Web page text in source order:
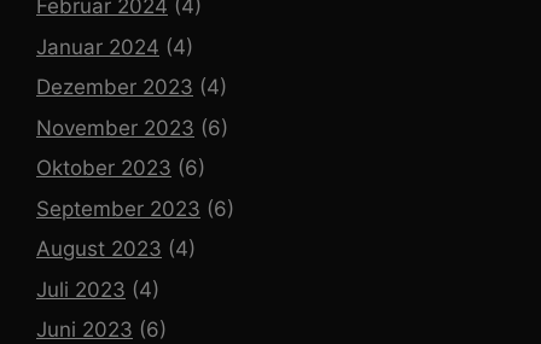
Februar 2024 (4)
Januar 2024 (4)
Dezember 2023 (4)
November 2023 (6)
Oktober 2023 (6)
September 2023 (6)
August 2023 (4)
Juli 2023 (4)
Juni 2023 (6)